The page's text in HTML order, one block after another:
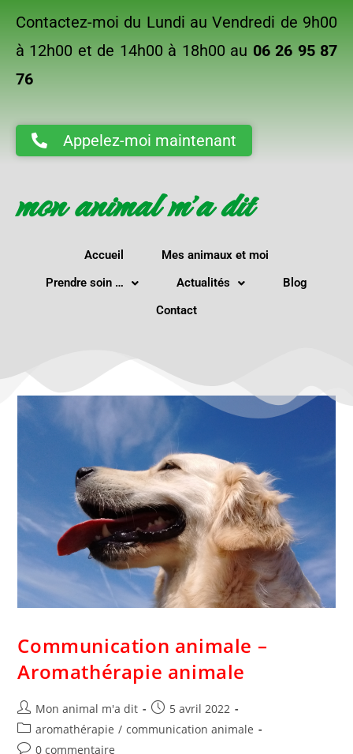
Contactez-moi du Lundi au Vendredi de 9h00
à 12h00 et de 14h00 à 18h00 au 06 26 95 87
76
Appelez-moi maintenant
mon animal m'a dit
Accueil
Mes animaux et moi
Prendre soin …
Actualités
Blog
Contact
Communication animale –
Aromathérapie animale
Mon animal m'a dit
5 avril 2022
aromathérapie / communication animale
0 commentaire